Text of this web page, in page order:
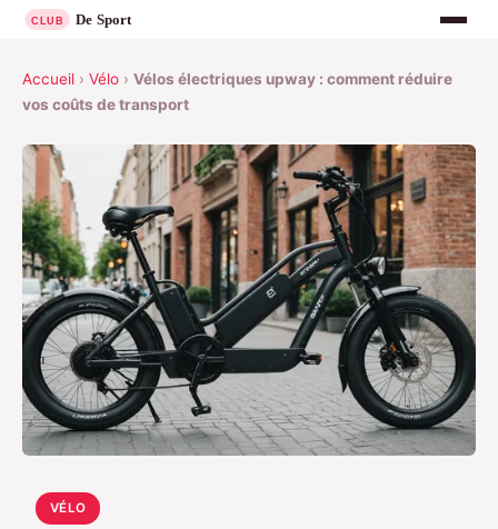
Accueil › Vélo › Vélos électriques upway : comment réduire
vos coûts de transport
VÉLO